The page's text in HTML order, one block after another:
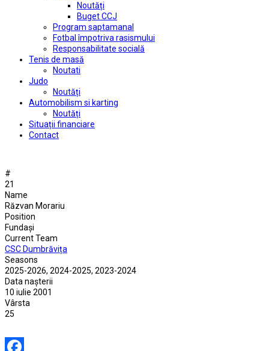
Noutăți
Buget CCJ
Program saptamanal
Fotbal împotriva rasismului
Responsabilitate socială
Tenis de masă
Noutati
Judo
Noutăți
Automobilism si karting
Noutăți
Situații financiare
Contact
#
21
Name
Răzvan Morariu
Position
Fundași
Current Team
CSC Dumbrăvița
Seasons
2025-2026, 2024-2025, 2023-2024
Data nașterii
10 iulie 2001
Vârsta
25